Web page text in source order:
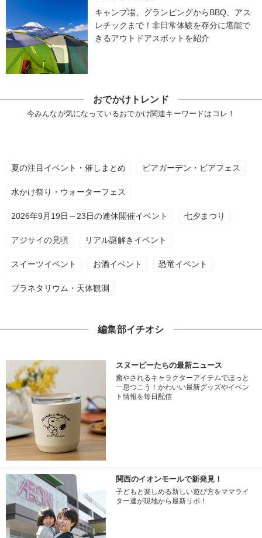
キャンプ場、グランピングからBBQ、アス
レチックまで！非日常体験を存分に堪能で
きるアウトドアスポットを紹介
おでかけトレンド
今みんなが気になっているおでかけ関連キーワードはコレ！
夏の注目イベント・催しまとめ ビアガーデン・ビアフェス
水かけ祭り・ウォーターフェス
2026年9月19日～23日の連休開催イベント 七夕まつり
アジサイの見頃 リアル謎解きイベント
スイーツイベント お酒イベント 恐竜イベント
プラネタリウム・天体観測
編集部イチオシ
スヌーピーたちの最新ニュース
癒やされるキャラクターアイテムでほっと
一息つこう！かわいい最新グッズやイベン
ト情報を毎日配信
関西のイオンモールで新発見！
子どもと楽しめる新しい遊び方をママライ
ター達が現地から最新リポ！